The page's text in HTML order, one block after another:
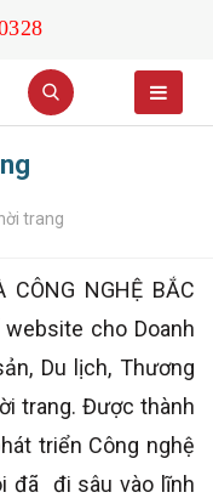
trang
CÔNG NGHỆ BẮC
cho Doanh
Du lịch, Thương
trang. Được thành
triển Công nghệ
đã đi sâu vào lĩnh